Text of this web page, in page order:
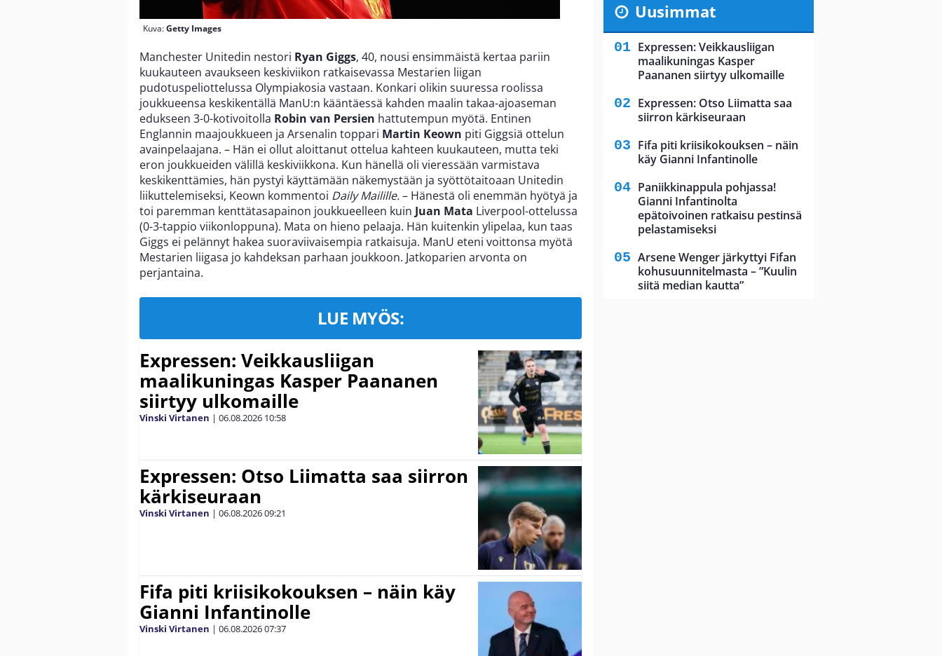
Kuva:Getty Images
Manchester Unitedin nestori Ryan Giggs, 40, nousi ensimmäistä kertaa pariin
kuukauteen avaukseen keskiviikon ratkaisevassa Mestarien liigan
pudotuspeliottelussa Olympiakosia vastaan. Konkari olikin suuressa roolissa
joukkueensa keskikentällä ManU:n kääntäessä kahden maalin takaa-ajoaseman
edukseen 3-0-kotivoitolla Robin van Persien hattutempun myötä. Entinen
Englannin maajoukkueen ja Arsenalin toppari Martin Keown piti Giggsiä ottelun
avainpelaajana. – Hän ei ollut aloittanut ottelua kahteen kuukauteen, mutta teki
eron joukkueiden välillä keskiviikkona. Kun hänellä oli vieressään varmistava
keskikenttämies, hän pystyi käyttämään näkemystään ja syöttötaitoaan Unitedin
liikuttelemiseksi, Keown kommentoi Daily Mailille.– Hänestä oli enemmän hyötyä ja
toi paremman kenttätasapainon joukkueelleen kuin Juan Mata Liverpool-ottelussa
(0-3-tappio viikonloppuna). Mata on hieno pelaaja. Hän kuitenkin ylipelaa, kun taas
Giggs ei pelännyt hakea suoraviivaisempia ratkaisuja. ManU eteni voittonsa myötä
Mestarien liigasa jo kahdeksan parhaan joukkoon. Jatkoparien arvonta on
perjantaina.
LUE MYÖS:
Expressen: Veikkausliigan
maalikuningas Kasper Paananen
siirtyy ulkomaille
Vinski Virtanen | 06.08.2026 10:58
Expressen: Otso Liimatta saa siirron
kärkiseuraan
Vinski Virtanen | 06.08.202609:21
Fifa piti kriisikokouksen – näin käy
Gianni Infantinolle
Vinski Virtanen | 06.08.202607:37
Uusimmat
Expressen: Veikkausliigan
maalikuningas Kasper
Paananen siirtyy ulkomaille
Expressen: Otso Liimatta saa
siirron kärkiseuraan
Fifa piti kriisikokouksen – näin
käy Gianni Infantinolle
Paniikkinappula pohjassa!
Gianni Infantinolta
epätoivoinen ratkaisu pestinsä
pelastamiseksi
Arsene Wenger järkyttyi Fifan
kohusuunnitelmasta – ”Kuulin
siitä median kautta”